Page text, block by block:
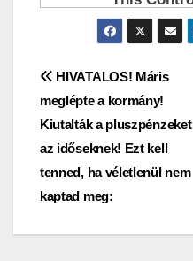
Bejegyzés
navigáció
HIVATALOS! Máris
meglépte a kormány!
Kiutalták a pluszpénzeket
az időseknek! Ezt kell
tenned, ha véletlenül nem
kaptad meg: